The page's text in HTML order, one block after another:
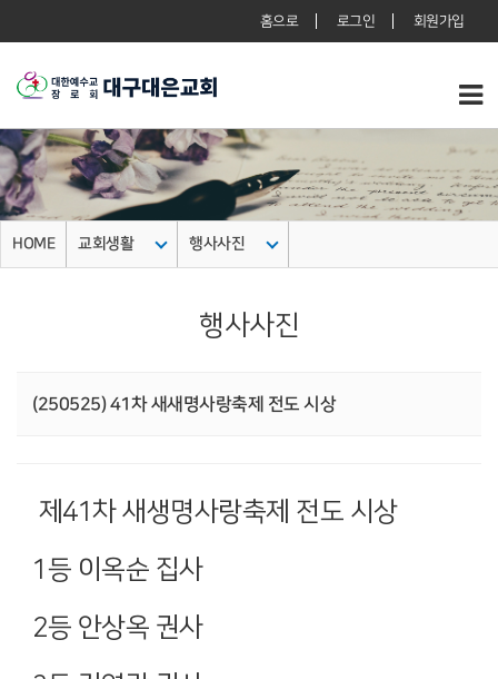
홈으로 로그인 회원가입
HOME 교회생활 행사사진
행사사진
(250525) 41차 새새명사랑축제 전도 시상
제41차 새생명사랑축제 전도 시상
1등 이옥순 집사
2등 안상옥 권사